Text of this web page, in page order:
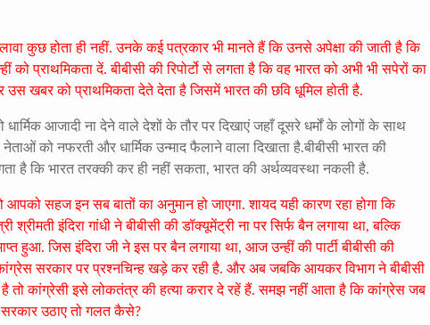
कुछ होता ही नहीं. उनके कई पत्रकार भी मानते हैं कि उनसे अपेक्षा की जाती है कि
को प्राथमिकता दें. बीबीसी की रिपोर्टो से लगता है कि वह भारत को अभी भी सपेरों का
खबर को प्राथमिकता देते देता है जिसमें भारत की छवि धूमिल होती है.
धार्मिक आजादी ना देने वाले देशों के तौर पर दिखाएं जहाँ दूसरे धर्मों के लोगों के साथ
को नफरती और धार्मिक उन्माद फैलाने वाला दिखाता है.बीबीसी भारत की
है कि भारत तरक्की कर ही नहीं सकता, भारत की अर्थव्यवस्था नकली है.
सहज इन सब बातों का अनुमान हो जाएगा. शायद यही कारण रहा होगा कि
इंदिरा गांधी ने बीबीसी की डॉक्यूमेंट्री ना पर सिर्फ बैन लगाया था, बल्कि
हुआ. जिस इंदिरा जी ने इस पर बैन लगाया था, आज उन्हीं की पार्टी बीबीसी की
सरकार पर प्रश्नचिन्ह खड़े कर रही है. और अब जबकि आयकर विभाग ने बीबीसी
तो कांग्रेसी इसे लोकतंत्र की हत्या करार दे रहें हैं. समझ नहीं आता है कि कांग्रेस जब
सरकार उठाए तो गलत कैसे?